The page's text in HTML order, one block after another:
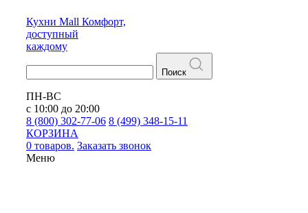
Кухни Mall Комфорт,
доступный
каждому
Поиск
ПН-ВС
с 10:00 до 20:00
8 (800) 302-77-06 8 (499) 348-15-11
КОРЗИНА
0 товаров. Заказать звонок
Меню